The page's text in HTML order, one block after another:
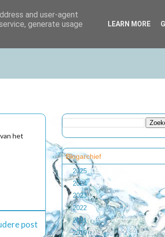
het
post
Blogarchief
2025 (1)
► 2024(1)
►2023(2)
►2022
(1)
►2021(1)
►2019(1)
and user-agent
generate usage
LEARN MORE